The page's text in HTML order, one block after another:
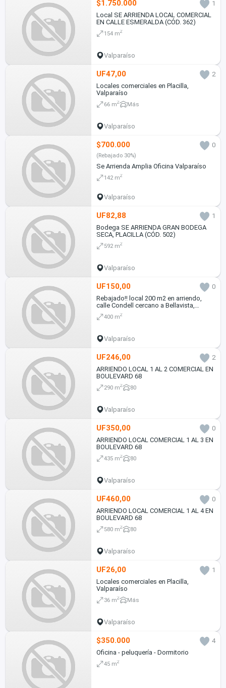
$1.750.000
1
Local SE ARRIENDA LOCAL COMERCIAL
EN CALLE ESMERALDA (CÓD. 362)
154 m2
Valparaíso
UF47,00
2
Locales comerciales en Placilla,
Valparaíso
66 m2 Más
Valparaíso
$700.000 0
(Rebajado 30%)
Se Arrienda Amplia Oficina Valparaíso
142 m2
Valparaíso
UF82,88
1
Bodega SE ARRIENDA GRAN BODEGA
SECA, PLACILLA (CÓD. 502)
592 m2
Valparaíso
UF150,00
0
Rebajado!! local 200 m2 en arriendo,
calle Condell cercano a Bellavista,
Valparaíso
400 m2
Valparaíso
UF246,00
2
ARRIENDO LOCAL 1 AL 2 COMERCIAL EN
BOULEVARD 68
290 m2 80
Valparaíso
UF350,00
0
ARRIENDO LOCAL COMERCIAL 1 AL 3 EN
BOULEVARD 68
435 m2 80
Valparaíso
UF460,00
0
ARRIENDO LOCAL COMERCIAL 1 AL 4 EN
BOULEVARD 68
580 m2 80
Valparaíso
UF26,00
1
Locales comerciales en Placilla,
Valparaíso
36 m2 Más
Valparaíso
$350.000
4
Oficina - peluquería - Dormitorio
45 m2